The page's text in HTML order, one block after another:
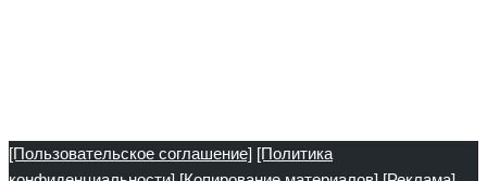
[Пользовательское соглашение] [Политика